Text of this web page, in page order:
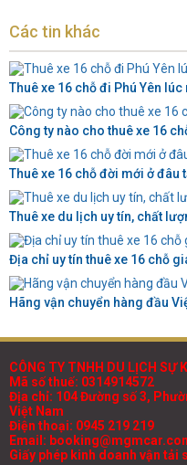
Các tin khác
Thuê xe 16 chỗ đi Phú Yên
Công ty nào cho thuê xe 16
Thuê xe 16 chỗ đời mới ở đâu
Thuê xe du lịch uy tín, chất
Địa chỉ uy tín thuê xe 16 chỗ
Hãng vận chuyển hàng đầu
CÔNG TY TNHH DU LỊCH SỰ
Mã số thuế: 0314914572
Địa chỉ: 104 Đường số 3,
Việt Nam
Điện thoại: 0945 219 219
Email:
Giấy phép kinh doanh vận tải